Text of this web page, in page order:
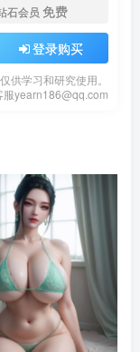
石会员 免费
登录购买
供学习和研究使用。
服yearn186@qq.com